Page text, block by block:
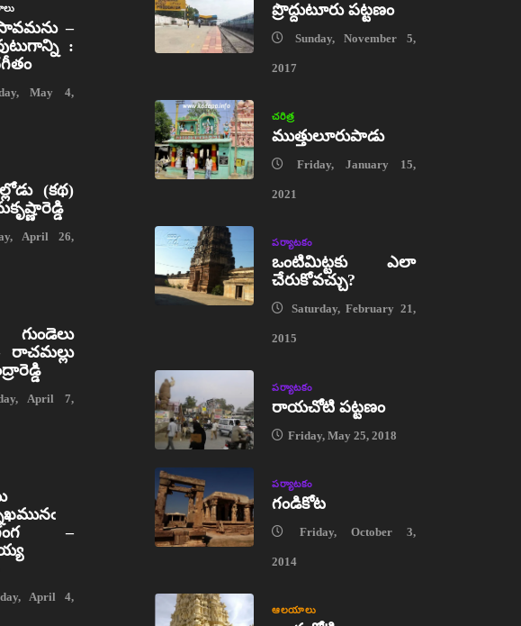
–
:
May 4,
(కథ)
April 26,
రాచమల్లు
April 7,
–
April 4,
ప్రొద్దుటూరు పట్టణం
Sunday, November 5,
2017
చరిత్ర
ముత్తులూరుపాడు
Friday, January 15,
2021
పర్యాటకం
ఒంటిమిట్టకు ఎలా
చేరుకోవచ్చు?
Saturday, February 21,
2015
పర్యాటకం
రాయచోటి పట్టణం
Friday, May 25, 2018
పర్యాటకం
గండికోట
Friday, October 3,
2014
ఆలయాలు